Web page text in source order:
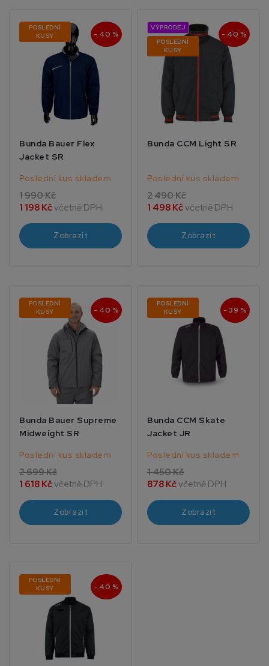
POSLEDNÍ
KUSY
- 40 %
Bunda Bauer Flex
Jacket SR
Poslední kus skladem
1 990 Kč
1 198 Kčvčetně DPH
Zobrazit
VÝPRODEJ
POSLEDNÍ
KUSY
- 40 %
Bunda CCM Light SR
Poslední kus skladem
2 490 Kč
1 498 Kčvčetně DPH
Zobrazit
POSLEDNÍ
KUSY
- 40 %
Bunda Bauer Supreme
Midweight SR
Poslední kus skladem
2 699 Kč
1 618 Kčvčetně DPH
Zobrazit
POSLEDNÍ
KUSY
- 39 %
Bunda CCM Skate
Jacket JR
Poslední kus skladem
1 450 Kč
878 Kčvčetně DPH
Zobrazit
POSLEDNÍ
KUSY
- 40 %